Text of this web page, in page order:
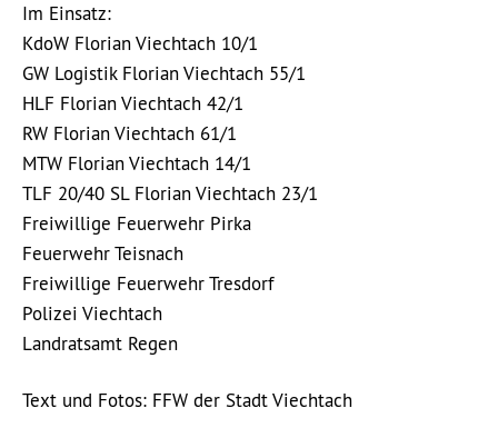
Im Einsatz:
KdoW Florian Viechtach 10/1
GW Logistik Florian Viechtach 55/1
HLF Florian Viechtach 42/1
RW Florian Viechtach 61/1
MTW Florian Viechtach 14/1
TLF 20/40 SL Florian Viechtach 23/1
Freiwillige Feuerwehr Pirka
Feuerwehr Teisnach
Freiwillige Feuerwehr Tresdorf
Polizei Viechtach
Landratsamt Regen
Text und Fotos: FFW der Stadt Viechtach